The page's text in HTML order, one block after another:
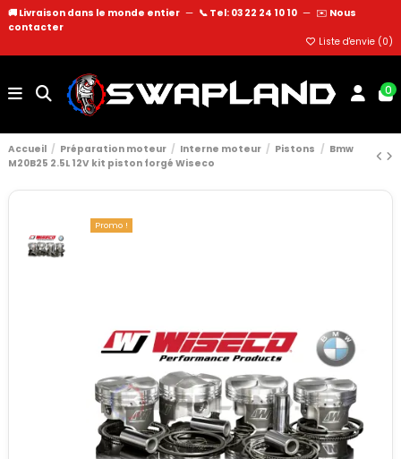
🚚 Livraison dans le monde entier — 📞 Tel: 03 22 24 10 10 — ✉️ Nous
contacter
Liste d'envie (0)
0
Accueil Préparation moteur Interne moteur Pistons
Bmw
M20B25 2.5L 12V kit piston forgé Wiseco
Promo !